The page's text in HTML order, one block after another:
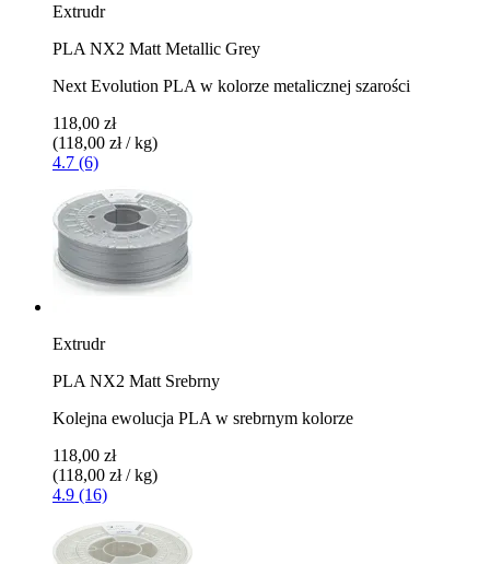
Extrudr
PLA NX2 Matt Metallic Grey
Next Evolution PLA w kolorze metalicznej szarości
118,00 zł
(118,00 zł / kg)
4.7 (6)
Extrudr
PLA NX2 Matt Srebrny
Kolejna ewolucja PLA w srebrnym kolorze
118,00 zł
(118,00 zł / kg)
4.9 (16)